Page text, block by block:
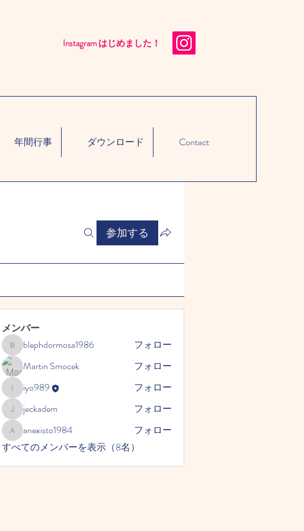
Instagram はじめました！​
年間行事 ダウンロード Contact
参加する
メンバー
blephdormosa1986
blephdormosa1986
フォロー
Martin Smocek
フォロー
iyo989iyo989 フォロー
jeckadem
jeckadem フォロー
anexisto1984
anexisto1984
フォロー
すべてのメンバーを表示（8名）